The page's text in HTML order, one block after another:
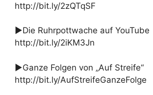
http://bit.ly/2zQTqSF
►Die Ruhrpottwache auf YouTube
http://bit.ly/2iKM3Jn
►Ganze Folgen von „Auf Streife“
http://bit.ly/AufStreifeGanzeFolge